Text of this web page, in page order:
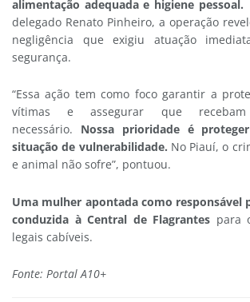
alimentação adequada e higiene pessoal.
delegado Renato Pinheiro, a operação
negligência que exigiu atuação
segurança.
“Essa ação tem como foco garantir a
vítimas e assegurar que
necessário. Nossa prioridade é
situação de vulnerabilidade. No Piauí, o
e animal não sofre”, pontuou.
Uma mulher apontada como responsável
conduzida à Central de Flagrantes para
legais cabíveis.
Fonte: Portal A10+